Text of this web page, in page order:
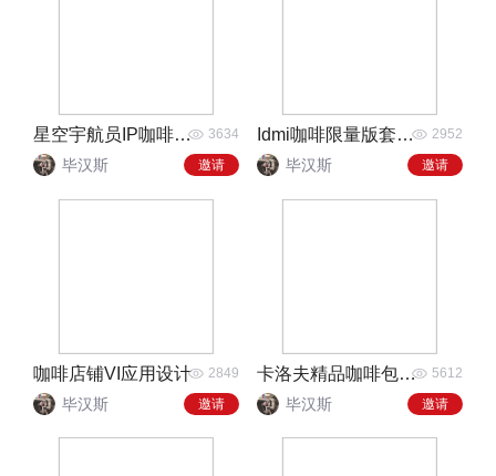
星空宇航员IP咖啡包装设计 3634
毕汉斯 邀请
Idmi咖啡限量版套装包装 2952
毕汉斯 邀请
咖啡店铺VI应用设计 2849
毕汉斯 邀请
卡洛夫精品咖啡包装袋 5612
毕汉斯 邀请